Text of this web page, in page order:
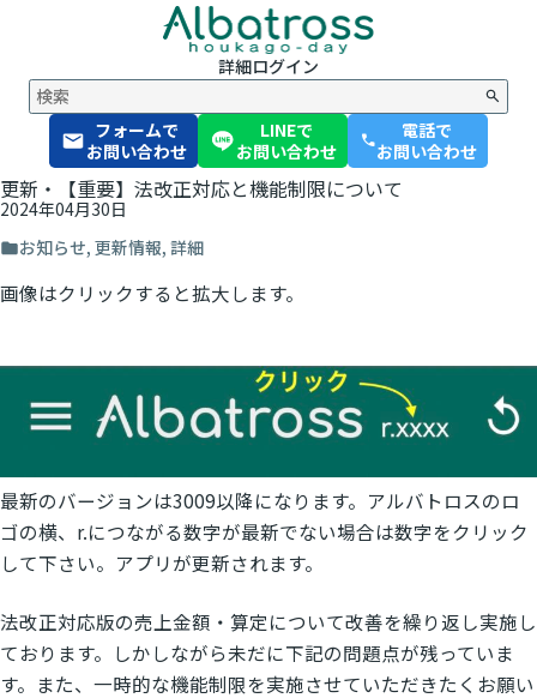
詳細ログイン
フォームで
お問い合わせ
LINEで
お問い合わせ
phone
電話で
お問い合わせ
更新・【重要】法改正対応と機能制限について
2024年04月30日
お知らせ, 更新情報, 詳細
画像はクリックすると拡大します。
最新のバージョンは3009以降になります。アルバトロスのロ
ゴの横、r.につながる数字が最新でない場合は数字をクリック
して下さい。アプリが更新されます。
法改正対応版の売上金額・算定について改善を繰り返し実施し
ております。しかしながら未だに下記の問題点が残っていま
す。また、一時的な機能制限を実施させていただきたくお願い